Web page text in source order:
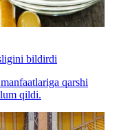
bildirdi
qarshi
qildi.